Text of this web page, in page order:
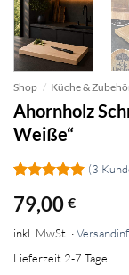
Shop / Küche &
Ahornholz
Weiße“
mit 5von
5, basierend
auf
(3
79,00 €
inkl. MwSt. ·
Lieferzeit 2-7 Tage